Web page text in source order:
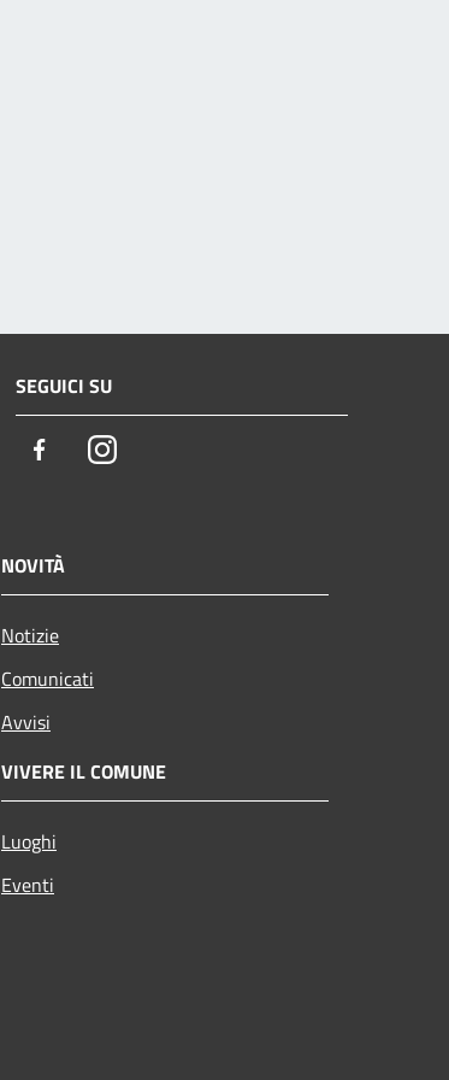
SEGUICI SU
FacebookInstagram
NOVITÀ
Notizie
Comunicati
Avvisi
VIVERE IL COMUNE
Luoghi
Eventi